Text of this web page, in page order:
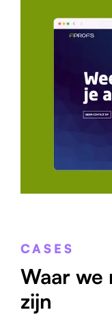
CASES
Waar we
zijn